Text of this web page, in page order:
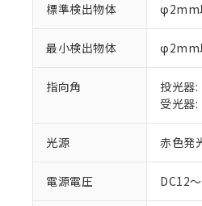
標準検出物体 φ2mm
最小検出物体 φ2mm
指向角
投光器:
受光器:
光源 赤色発
電源電圧 DC12